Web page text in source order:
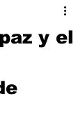
y el